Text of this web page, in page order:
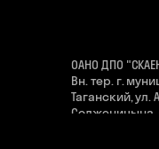
ОАНО ДПО
Вн. тер. г.
Таганский, ул.
Солженицына,